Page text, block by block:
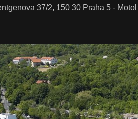
37/2, 150 30 Praha 5 - Motol